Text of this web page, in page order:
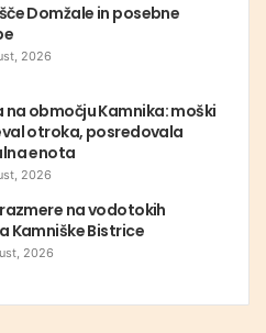
Domžale in posebne
2026
na območju Kamnika: moški
otroka, posredovala
enota
2026
na vodotokih
Kamniške Bistrice
2026